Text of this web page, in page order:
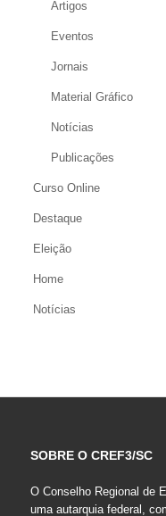
Artigos
Eventos
Jornais
Material Gráfico
Notícias
Publicações
Curso Online
Destaque
Eleição
Home
Notícias
SOBRE O CREF3/SC
O Conselho Regional de
uma autarquia federal,